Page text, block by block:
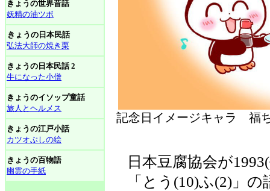
きょうの世界昔話
妖精の油ツボ
きょうの日本民話
弘法大師の焼き栗
きょうの日本民話 2
牛になった小僧
きょうのイソップ童話
旅人とヘルメス
きょうの江戸小話
カツオぶしの絵
きょうの百物語
幽霊の手紙
記念日イメージキャラ 福
日本豆腐協会が
「とう(10)ふ(2)」の